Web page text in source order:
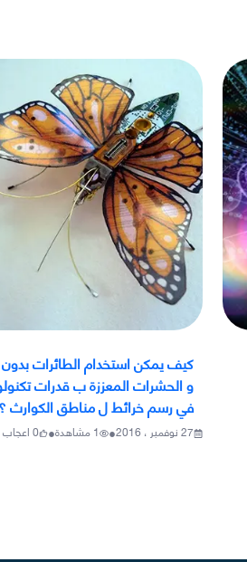
كيف يمكن استخدام الطائرات بدون
و الحشرات المعززة ب قدرات
في رسم خرائط ل مناطق الكوارث ؟
27 نوفمبر ، 2016 •
1مشاهدة•
0اعجاب